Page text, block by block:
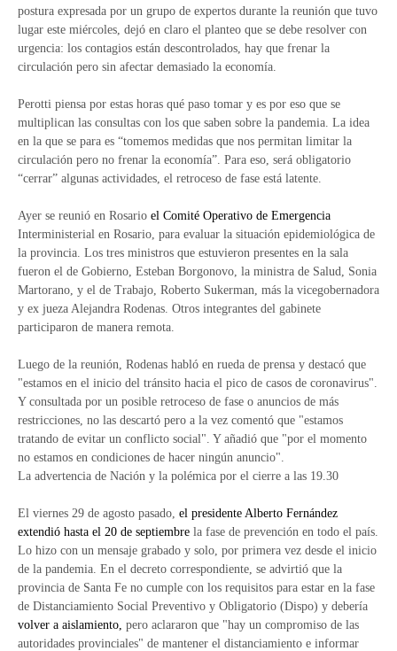
postura expresada por un grupo de expertos durante la reunión que tuvo
lugar este miércoles, dejó en claro el planteo que se debe resolver con
urgencia: los contagios están descontrolados, hay que frenar la
circulación pero sin afectar demasiado la economía.
Perotti piensa por estas horas qué paso tomar y es por eso que se
multiplican las consultas con los que saben sobre la pandemia. La idea
en la que se para es “tomemos medidas que nos permitan limitar la
circulación pero no frenar la economía”. Para eso, será obligatorio
“cerrar” algunas actividades, el retroceso de fase está latente.
Ayer se reunió en Rosario el Comité Operativo de Emergencia
Interministerial en Rosario, para evaluar la situación epidemiológica de
la provincia. Los tres ministros que estuvieron presentes en la sala
fueron el de Gobierno, Esteban Borgonovo, la ministra de Salud, Sonia
Martorano, y el de Trabajo, Roberto Sukerman, más la vicegobernadora
y ex jueza Alejandra Rodenas. Otros integrantes del gabinete
participaron de manera remota.
Luego de la reunión, Rodenas habló en rueda de prensa y destacó que
"estamos en el inicio del tránsito hacia el pico de casos de coronavirus".
Y consultada por un posible retroceso de fase o anuncios de más
restricciones, no las descartó pero a la vez comentó que "estamos
tratando de evitar un conflicto social". Y añadió que "por el momento
no estamos en condiciones de hacer ningún anuncio".
La advertencia de Nación y la polémica por el cierre a las 19.30
El viernes 29 de agosto pasado, el presidente Alberto Fernández
extendió hasta el 20 de septiembre la fase de prevención en todo el país.
Lo hizo con un mensaje grabado y solo, por primera vez desde el inicio
de la pandemia. En el decreto correspondiente, se advirtió que la
provincia de Santa Fe no cumple con los requisitos para estar en la fase
de Distanciamiento Social Preventivo y Obligatorio (Dispo) y debería
volver a aislamiento, pero aclararon que "hay un compromiso de las
autoridades provinciales" de mantener el distanciamiento e informar